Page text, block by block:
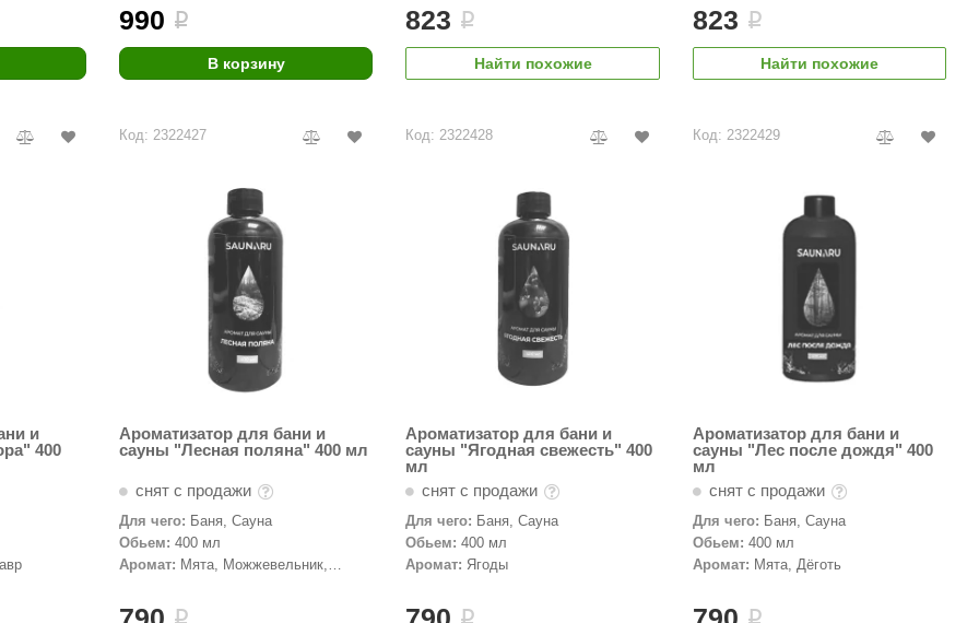
990 i
В корзину
823 i
Найти похожие
823 i
Найти похожие
и
400
Код: 2322427
Ароматизатор для бани и
сауны "Лесная поляна" 400 мл
снят с продажи
Для чего: Баня, Сауна
Обьем: 400 мл
Аромат: Мята, Можжевельник,
i
Код: 2322428
Ароматизатор для бани и
сауны "Ягодная свежесть" 400
мл
снят с продажи
Для чего: Баня, Сауна
Обьем: 400 мл
Аромат: Ягоды
i
Код: 2322429
Ароматизатор для бани и
сауны "Лес после дождя" 400
мл
снят с продажи
Для чего: Баня, Сауна
Обьем: 400 мл
Аромат: Мята, Дёготь
i